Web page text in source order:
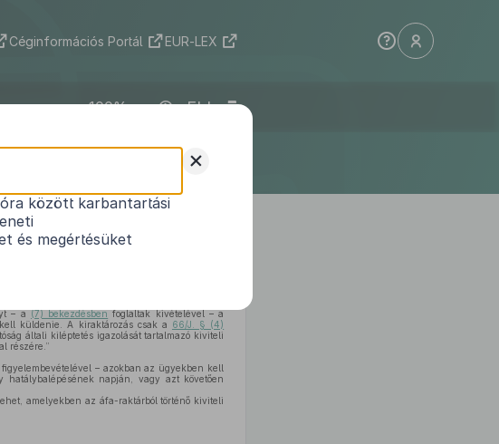
Céginformációs Portál EUR-LEX
ELI
törvénymódosításáról
– a(7) bekezdésbenfoglaltak kivételével – a
küldenie. A kiraktározás csak a 66/J. § (4)
általi kiléptetés igazolását tartalmazó kiviteli
részére.”
– azokban az ügyekben kell
napján, vagy azt követően
amelyekben az áfa-raktárból történő kiviteli
+
között karbantartási
és megértésüket